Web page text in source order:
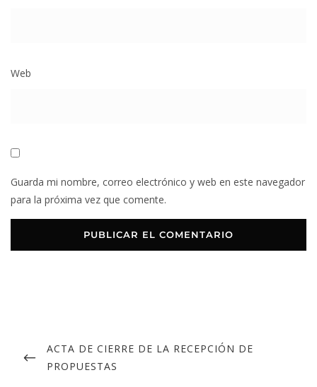
Web
Guarda mi nombre, correo electrónico y web en este navegador
para la próxima vez que comente.
ACTA DE CIERRE DE LA RECEPCIÓN DE
PROPUESTAS